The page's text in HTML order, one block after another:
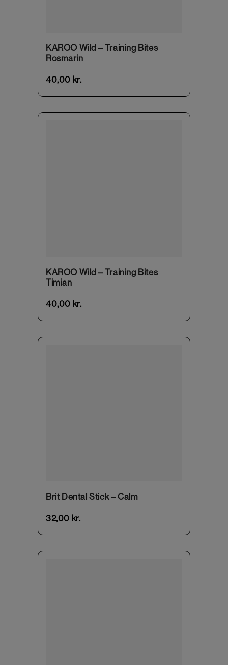
KAROO Wild – Training Bites
Rosmarin
40,00 kr.
KAROO Wild – Training Bites
Timian
40,00 kr.
Brit Dental Stick – Calm
32,00 kr.